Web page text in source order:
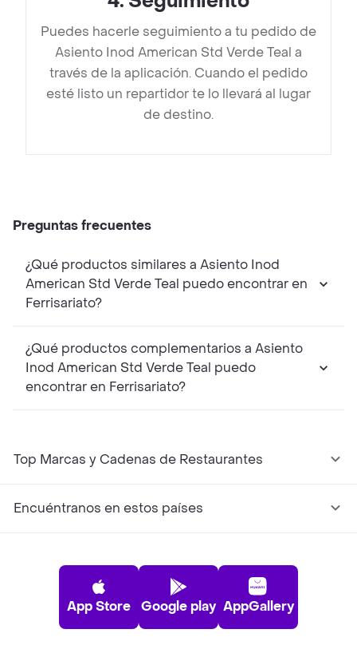
Puedes hacerle seguimiento a tu pedido de
Asiento Inod American Std Verde Teal a
través de la aplicación. Cuando el pedido
esté listo un repartidor te lo llevará al lugar
de destino.
Preguntas frecuentes
¿Qué productos similares a Asiento Inod
American Std Verde Teal puedo encontrar en
Ferrisariato?
¿Qué productos complementarios a Asiento
Inod American Std Verde Teal puedo
encontrar en Ferrisariato?
Top Marcas y Cadenas de Restaurantes
Encuéntranos en estos países
App Store Google play AppGallery